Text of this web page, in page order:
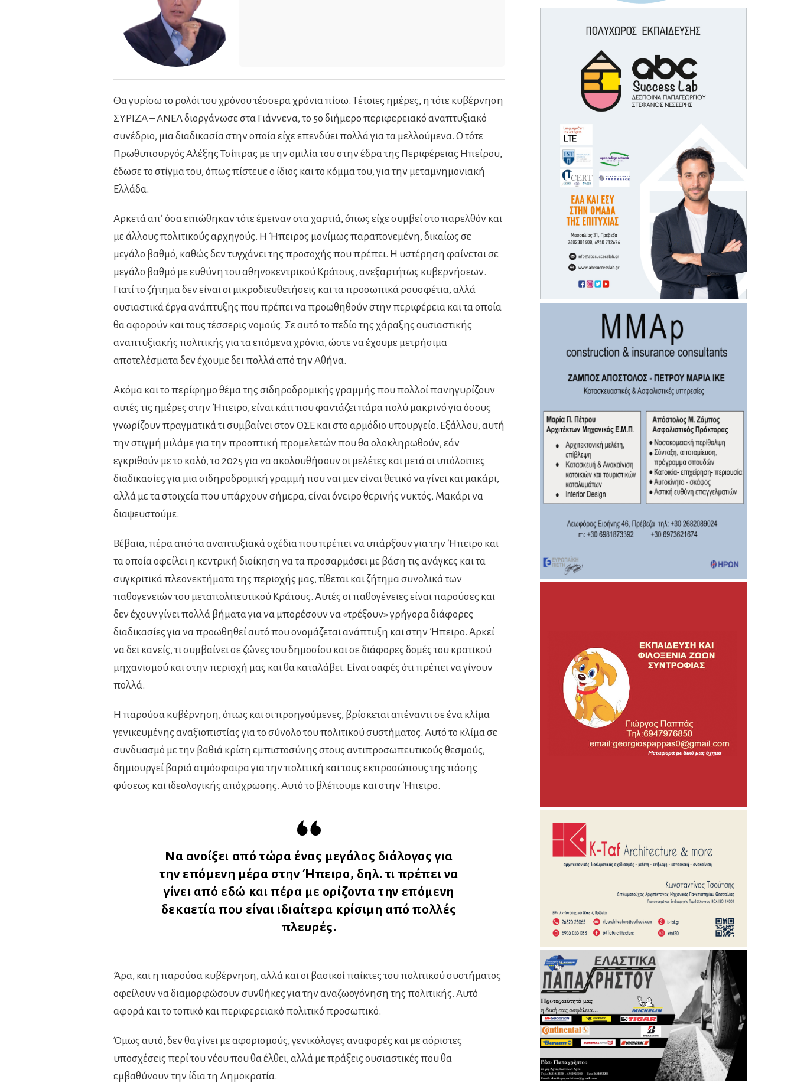
Θα γυρίσω το ρολόι του χρόνου τέσσερα χρόνια πίσω. Τέτοιες ημέρες, η τότε κυβέρνηση
ΣΥΡΙΖΑ – ΑΝΕΛ διοργάνωσε στα Γιάννενα, το 5ο διήμερο περιφερειακό αναπτυξιακό
συνέδριο, μια διαδικασία στην οποία είχε επενδύει πολλά για τα μελλούμενα. Ο τότε
Πρωθυπουργός Αλέξης Τσίπρας με την ομιλία του στην έδρα της Περιφέρειας Ηπείρου,
έδωσε το στίγμα του, όπως πίστευε ο ίδιος και το κόμμα του, για την μεταμνημονιακή
Ελλάδα.
Αρκετά απ’ όσα ειπώθηκαν τότε έμειναν στα χαρτιά, όπως είχε συμβεί στο παρελθόν και
με άλλους πολιτικούς αρχηγούς. Η Ήπειρος μονίμως παραπονεμένη, δικαίως σε
μεγάλο βαθμό, καθώς δεν τυγχάνει της προσοχής που πρέπει. Η υστέρηση φαίνεται σε
μεγάλο βαθμό με ευθύνη του αθηνοκεντρικού Κράτους, ανεξαρτήτως κυβερνήσεων.
Γιατί το ζήτημα δεν είναι οι μικροδιευθετήσεις και τα προσωπικά ρουσφέτια, αλλά
ουσιαστικά έργα ανάπτυξης που πρέπει να προωθηθούν στην περιφέρεια και τα οποία
θα αφορούν και τους τέσσερις νομούς. Σε αυτό το πεδίο της χάραξης ουσιαστικής
αναπτυξιακής πολιτικής για τα επόμενα χρόνια, ώστε να έχουμε μετρήσιμα
αποτελέσματα δεν έχουμε δει πολλά από την Αθήνα.
Ακόμα και το περίφημο θέμα της σιδηροδρομικής γραμμής που πολλοί πανηγυρίζουν
αυτές τις ημέρες στην Ήπειρο, είναι κάτι που φαντάζει πάρα πολύ μακρινό για όσους
γνωρίζουν πραγματικά τι συμβαίνει στον ΟΣΕ και στο αρμόδιο υπουργείο. Εξάλλου, αυτή
την στιγμή μιλάμε για την προοπτική προμελετών που θα ολοκληρωθούν, εάν
εγκριθούν με το καλό, το 2025 για να ακολουθήσουν οι μελέτες και μετά οι υπόλοιπες
διαδικασίες για μια σιδηροδρομική γραμμή που ναι μεν είναι θετικό να γίνει και μακάρι,
αλλά με τα στοιχεία που υπάρχουν σήμερα, είναι όνειρο θερινής νυκτός. Μακάρι να
διαψευστούμε.
Βέβαια, πέρα από τα αναπτυξιακά σχέδια που πρέπει να υπάρξουν για την Ήπειρο και
τα οποία οφείλει η κεντρική διοίκηση να τα προσαρμόσει με βάση τις ανάγκες και τα
συγκριτικά πλεονεκτήματα της περιοχής μας, τίθεται και ζήτημα συνολικά των
παθογενειών του μεταπολιτευτικού Κράτους. Αυτές οι παθογένειες είναι παρούσες και
δεν έχουν γίνει πολλά βήματα για να μπορέσουν να «τρέξουν» γρήγορα διάφορες
διαδικασίες για να προωθηθεί αυτό που ονομάζεται ανάπτυξη και στην Ήπειρο. Αρκεί
να δει κανείς, τι συμβαίνει σε ζώνες του δημοσίου και σε διάφορες δομές του κρατικού
μηχανισμού και στην περιοχή μας και θα καταλάβει. Eίναι σαφές ότι πρέπει να γίνουν
πολλά.
Η παρούσα κυβέρνηση, όπως και οι προηγούμενες, βρίσκεται απέναντι σε ένα κλίμα
γενικευμένης αναξιοπιστίας για το σύνολο του πολιτικού συστήματος. Αυτό το κλίμα σε
συνδυασμό με την βαθιά κρίση εμπιστοσύνης στους αντιπροσωπευτικούς θεσμούς,
δημιουργεί βαριά ατμόσφαιρα για την πολιτική και τους εκπροσώπους της πάσης
φύσεως και ιδεολογικής απόχρωσης. Αυτό το βλέπουμε και στην Ήπειρο.
Να ανοίξει από τώρα ένας μεγάλος διάλογος για
την επόμενη μέρα στην Ήπειρο, δηλ. τι πρέπει να
γίνει από εδώ και πέρα με ορίζοντα την επόμενη
δεκαετία που είναι ιδιαίτερα κρίσιμη από πολλές
πλευρές.
Άρα, και η παρούσα κυβέρνηση, αλλά και οι βασικοί παίκτες του πολιτικού συστήματος
οφείλουν να διαμορφώσουν συνθήκες για την αναζωογόνηση της πολιτικής. Αυτό
αφορά και το τοπικό και περιφερειακό πολιτικό προσωπικό.
Όμως αυτό, δεν θα γίνει με αφορισμούς, γενικόλογες αναφορές και με αόριστες
υποσχέσεις περί του νέου που θα έλθει, αλλά με πράξεις ουσιαστικές που θα
εμβαθύνουν την ίδια τη Δημοκρατία.